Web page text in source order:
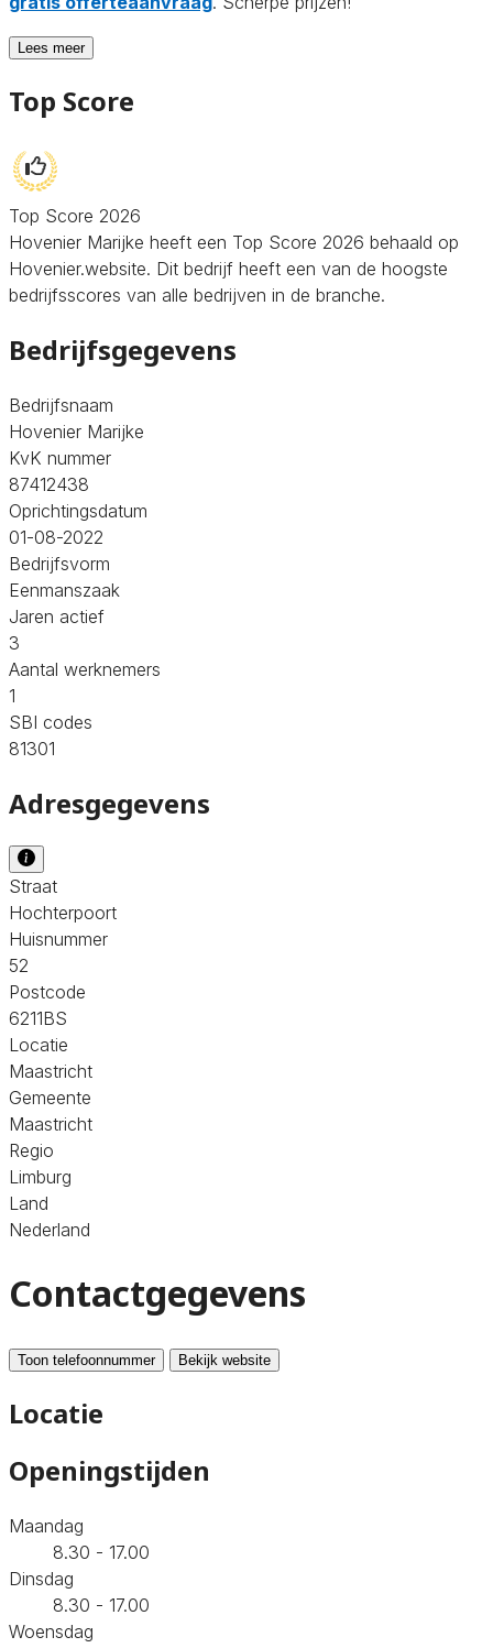
Lees meer
Top Score
Top Score 2026
Hovenier Marijke heeft een Top Score 2026 behaald op
Hovenier.website. Dit bedrijf heeft een van de hoogste
bedrijfsscores van alle bedrijven in de branche.
Bedrijfsgegevens
Bedrijfsnaam
Hovenier Marijke
KvK nummer
87412438
Oprichtingsdatum
01-08-2022
Bedrijfsvorm
Eenmanszaak
Jaren actief
3
Aantal werknemers
1
SBI codes
81301
Adresgegevens
Straat
Hochterpoort
Huisnummer
52
Postcode
6211BS
Locatie
Maastricht
Gemeente
Maastricht
Regio
Limburg
Land
Nederland
Contactgegevens
Toon telefoonnummer Bekijk website
Locatie
Openingstijden
Maandag
8.30 - 17.00
Dinsdag
8.30 - 17.00
Woensdag